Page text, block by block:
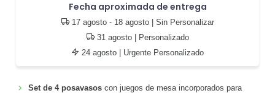
Fecha aproximada de entrega
17 agosto - 18 agosto| Sin Personalizar
31 agosto| Personalizado
24 agosto | Urgente Personalizado
Set de 4 posavasoscon juegos de mesa incorporados para